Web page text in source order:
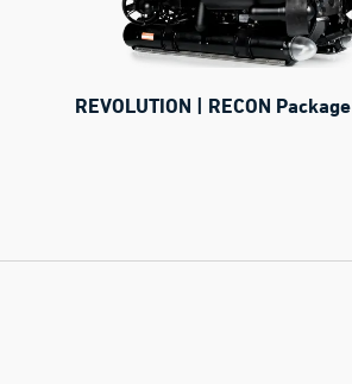
REVOLUTION | RECON Package